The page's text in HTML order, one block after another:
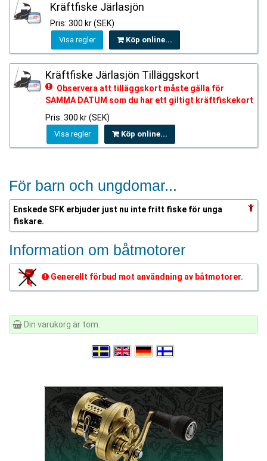
Kräftfiske Järlasjön
Pris: 300 kr (SEK)
Visa regler Köp online...
Kräftfiske Järlasjön Tilläggskort
Observera att tilläggskort måste gälla för
SAMMA DATUM som du har ett giltigt kräftfiskekort
Pris: 300 kr (SEK)
Visa regler Köp online...
För barn och ungdomar...
Enskede SFK erbjuder just nu inte fritt fiske för unga
fiskare.
Information om båtmotorer
Generellt förbud mot användning av båtmotorer.
Din varukorg är tom.